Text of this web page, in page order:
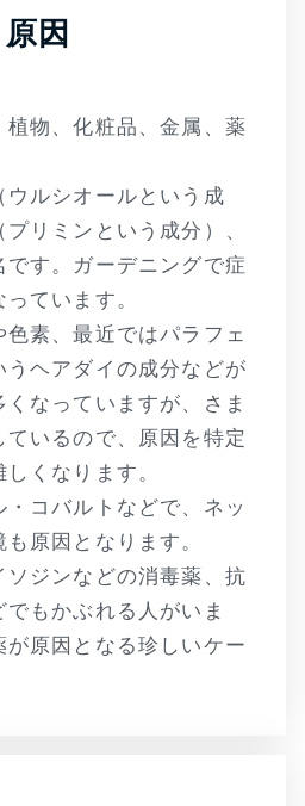
原因
植物、化粧品、金属、薬
ルシオールという成
リミンという成分）、
す。ガーデニングで症
ています。
素、最近ではパラフェ
ヘアダイの成分などが
なっていますが、さま
いるので、原因を特定
くなります。
コバルトなどで、ネッ
原因となります。
ジンなどの消毒薬、抗
もかぶれる人がいま
原因となる珍しいケー